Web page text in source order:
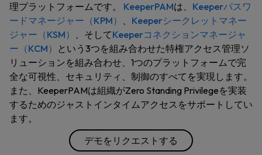
理プラットフォームです。 KeeperPAMは、​​ Keeperパスワ
ードマネージャー（KPM） 、 Keeperシークレットマネー
ジャー（KSM） 、そしてKeeperコネクションマネージャ
ー（KCM）
という3つを組み合わせた特権アクセス管理ソ
リューションを組み合わせ、1つのプラットフォームで完
全な可視性、セキュリティ、制御のすべてを実現します。
また、KeeperPAMは組織がZero Standing Privilegeを実装
するためのジャストインタイムアクセスをサポートしてい
ます。
デモをリクエストする